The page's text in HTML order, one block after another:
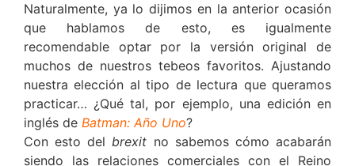
Naturalmente, ya lo dijimos en la anterior ocasión
que hablamos de esto, es igualmente
recomendable optar por la versión original de
muchos de nuestros tebeos favoritos. Ajustando
nuestra elección al tipo de lectura que queramos
practicar… ¿Qué tal, por ejemplo, una edición en
inglés de Batman: Año Uno?
Con esto delbrexit no sabemos cómo acabarán
siendo las relaciones comerciales con el Reino